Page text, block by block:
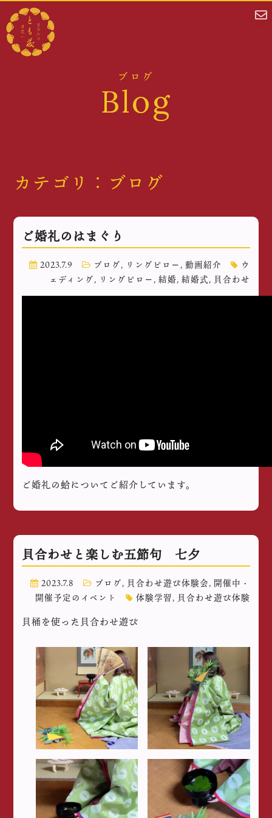
ブログ
Blog
カテゴリ：ブログ
ご婚礼のはまぐり
2023.7.9 ブログ, リングピロー , 動画紹介
ウ
ェディング, リングピロー , 結婚, 結婚式, 貝合わせ
ご婚礼の蛤についてご紹介しています。
貝合わせと楽しむ五節句 七夕
2023.7.8 ブログ, 貝合わせ遊び体験会, 開催中・
開催予定のイベント
体験学習, 貝合わせ遊び体験
貝桶を使った貝合わせ遊び